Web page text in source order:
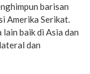
barisan
Amerika Serikat.
baik di Asia dan
dan